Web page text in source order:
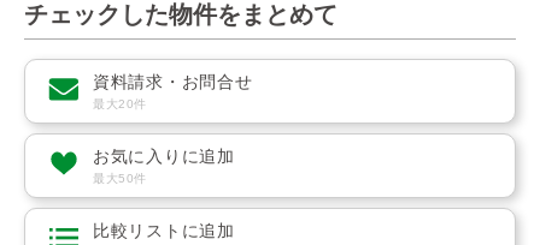
チェックした物件をまとめて
資料請求・お問合せ
最大20件
お気に入りに追加
最大50件
比較リストに追加